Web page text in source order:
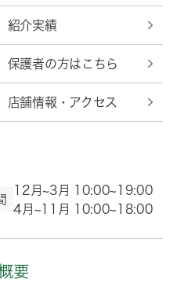
紹介実績
保護者の方はこちら
店舗情報・アクセス
12月~3月 10:00~19:00
4月~11月 10:00~18:00
要